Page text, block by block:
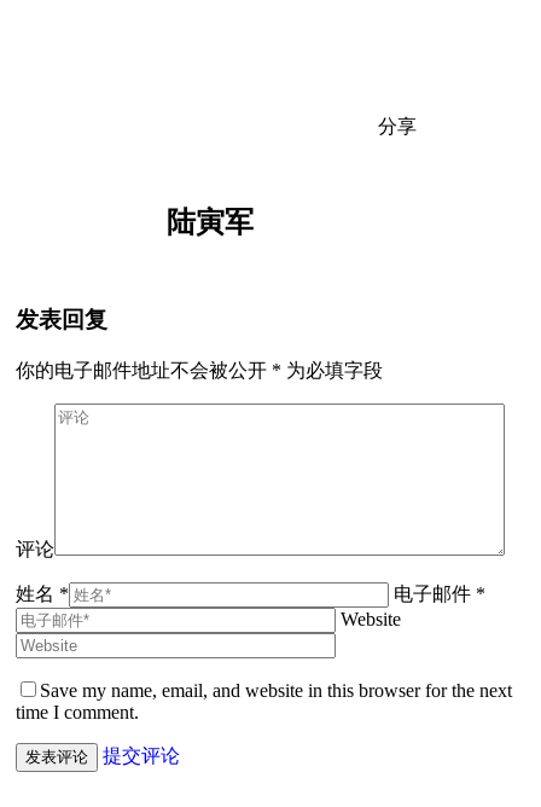
分享
陆寅军
发表回复
你的电子邮件地址不会被公开 * 为必填字段
评论
姓名 *
电子邮件 *
Website
Save my name, email, and website in this browser for the next
time I comment.
提交评论